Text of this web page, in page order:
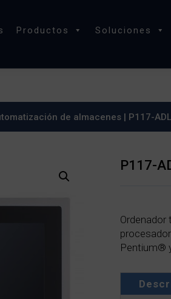
Productos Soluciones
de almacenes | P117-
P117-
Ordenador
Pentium®